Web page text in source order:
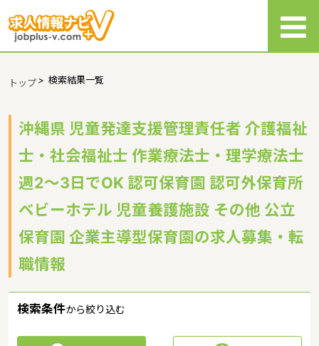
トップ> 検索結果一覧
沖縄県 児童発達支援管理責任者 介護福祉
士・社会福祉士 作業療法士・理学療法士
週2～3日でOK 認可保育園 認可外保育所
ベビーホテル 児童養護施設 その他 公立
保育園 企業主導型保育園の求人募集・転
職情報
検索条件から絞り込む